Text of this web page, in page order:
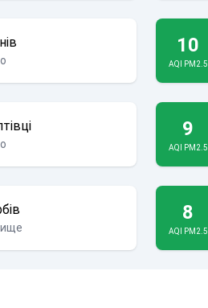
10
AQI PM2.5
9
AQI PM2.5
8
AQI PM2.5